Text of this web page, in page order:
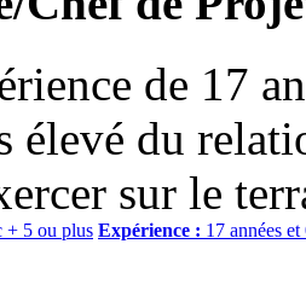
de 17
élevé du
sur le
+ 5 ou plus Expérience : 17 années